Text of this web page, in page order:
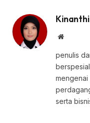
Kinanthi
Website
penulis
mengenai
serta